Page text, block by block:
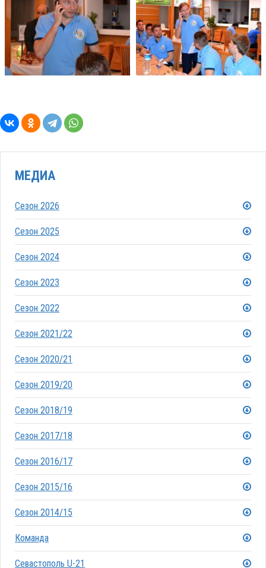
МЕДИА
Сезон 2026
Сезон 2025
Сезон 2024
Сезон 2023
Сезон 2022
Сезон 2021/22
Сезон 2020/21
Сезон 2019/20
Сезон 2018/19
Сезон 2017/18
Сезон 2016/17
Сезон 2015/16
Сезон 2014/15
Команда
Севастополь U-21